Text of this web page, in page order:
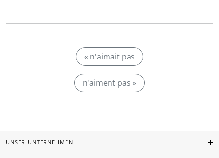
« n'aimait pas
n'aiment pas »
UNSER UNTERNEHMEN